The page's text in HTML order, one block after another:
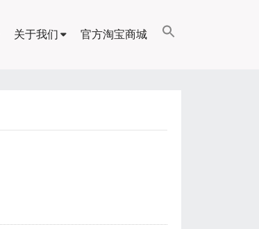
关于我们 官方淘宝商城